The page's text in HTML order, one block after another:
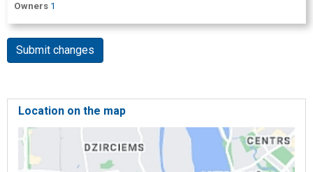
Owners 1
Submit changes
Location on the map